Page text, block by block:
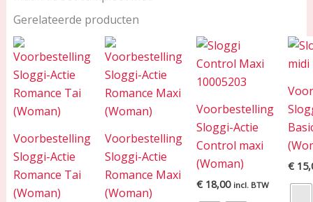
Gerelateerde producten
Voorbestelling
Sloggi-Actie
Romance Tai
(Woman)
Voorbestelling
Sloggi-Actie
Romance Maxi
(Woman)
Voorbestelling
Sloggi-Actie
Control maxi
(Woman)
€18,00 incl. BTW
€